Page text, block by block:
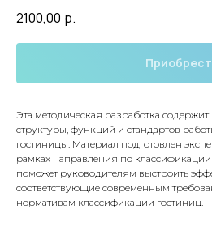
2100,00 р.
Эта методическая разработка
структуры, функций и стандартов
гостиницы. Материал подготовлен
рамках направления по
поможет руководителям выстроить
соответствующие современным
нормативам классификации гостиниц.